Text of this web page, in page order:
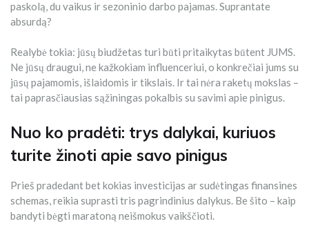
paskolą, du vaikus ir sezoninio darbo pajamas. Suprantate
absurdą?
Realybė tokia: jūsų biudžetas turi būti pritaikytas būtent JUMS.
Ne jūsų draugui, ne kažkokiam influenceriui, o konkrečiai jums su
jūsų pajamomis, išlaidomis ir tikslais. Ir tai nėra raketų mokslas –
tai paprasčiausias sąžiningas pokalbis su savimi apie pinigus.
Nuo ko pradėti: trys dalykai, kuriuos
turite žinoti apie savo pinigus
Prieš pradedant bet kokias investicijas ar sudėtingas finansines
schemas, reikia suprasti tris pagrindinius dalykus. Be šito – kaip
bandyti bėgti maratoną neišmokus vaikščioti.